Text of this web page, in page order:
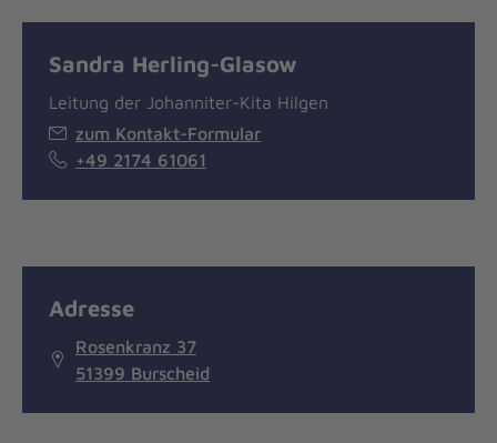
Sandra Herling-Glasow
Leitung der Johanniter-Kita Hilgen
zum Kontakt-Formular
+49 2174 61061
Adresse
Rosenkranz 37
51399 Burscheid